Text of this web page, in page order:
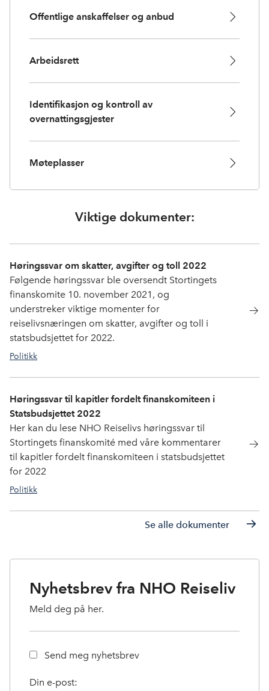
Offentlige anskaffelser og anbud
Arbeidsrett
Identifikasjon og kontroll av
overnattingsgjester
Møteplasser
Viktige dokumenter:
Høringssvar om skatter, avgifter og toll 2022
Følgende høringssvar ble oversendt Stortingets
finanskomite 10. november 2021, og
understreker viktige momenter for
reiselivsnæringen om skatter, avgifter og toll i
statsbudsjettet for 2022.
Politikk
formuesskatt , moms
Høringssvar til kapitler fordelt finanskomiteen i
Statsbudsjettet 2022
Her kan du lese NHO Reiselivs høringssvar til
Stortingets finanskomité med våre kommentarer
til kapitler fordelt finanskomiteen i statsbudsjettet
for 2022
Politikk
Se alle dokumenter
Nyhetsbrev fra NHO Reiseliv
Meld deg på her.
Send meg nyhetsbrev
Din e-post: